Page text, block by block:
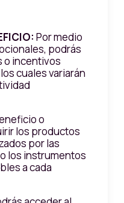
Por medio
podrás
o incentivos
cuales variarán
o
los productos
por las
los instrumentos
a cada